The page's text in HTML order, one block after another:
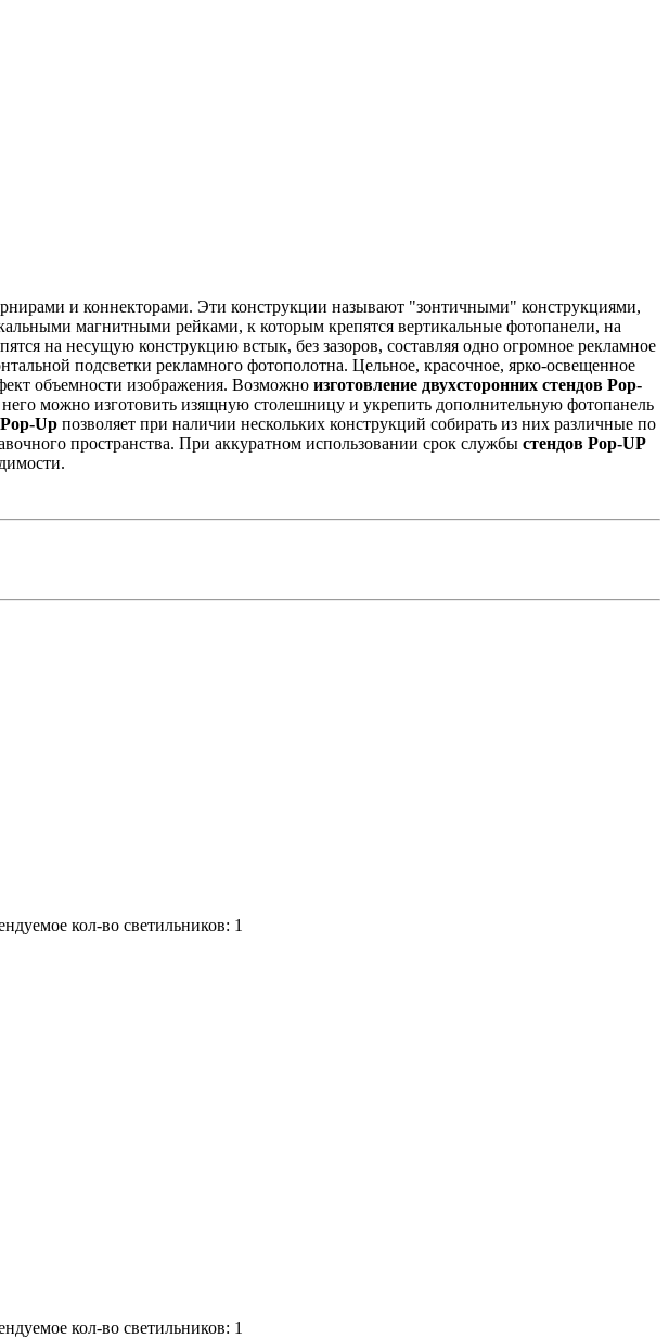
и коннекторами. Эти конструкции называют "зонтичными" конструкциями,
магнитными рейками, к которым крепятся вертикальные фотопанели, на
на несущую конструкцию встык, без зазоров, составляя одно огромное рекламное
подсветки рекламного фотополотна. Цельное, красочное, ярко-освещенное
объемности изображения. Возможно изготовление двухсторонних стендов Pop-
можно изготовить изящную столешницу и укрепить дополнительную фотопанель
Up позволяет при наличии нескольких конструкций собирать из них различные по
пространства. При аккуратном использовании срок службы стендов Pop-UP
кол-во светильников: 1
кол-во светильников: 1